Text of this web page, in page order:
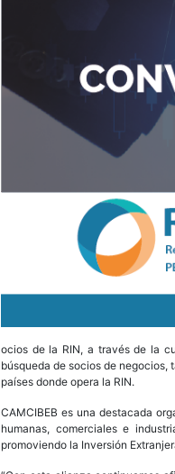
ocios de la RIN, a través de la
búsqueda de socios de
países donde opera la RIN.
CAMCIBEB es una destacada
humanas, comerciales e
promoviendo la Inversión